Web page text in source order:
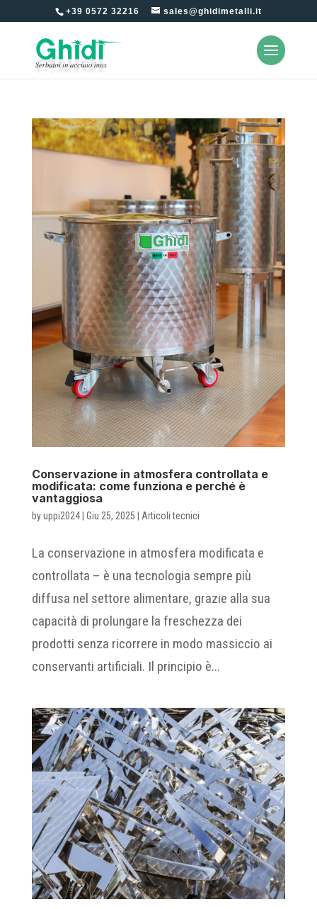
+39 0572 32216 sales@ghidimetalli.it
Conservazione in atmosfera controllata e
modificata: come funziona e perché è
vantaggiosa
byuppi2024| Giu 25, 2025 Articoli tecnici
La conservazione in atmosfera modificata e
controllata – è una tecnologia sempre più
diffusa nel settore alimentare, grazie alla sua
capacità di prolungare la freschezza dei
prodotti senza ricorrere in modo massiccio ai
conservanti artificiali. Il principio è...